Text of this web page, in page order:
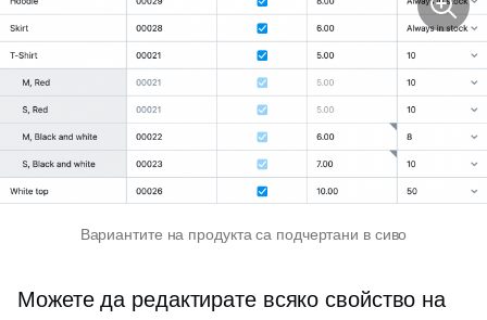
Вариантите на продукта са подчертани в сиво
Можете да редактирате всяко свойство на